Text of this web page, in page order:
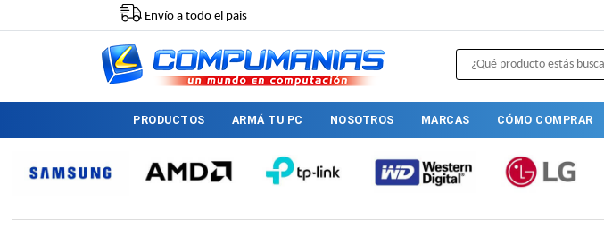
PRODUCTOS ARMÁ TU PC NOSOTROS MARCAS CÓMO COMPRAR
Envío a todo el pais